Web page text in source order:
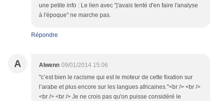
une petite info : Le lien avec "j'avais tenté d'en faire l'analyse
à l'époque" ne marche pas.
Répondre
A Alwenn 09/01/2014 15:06
"c’est bien le racisme qui est le moteur de cette fixation sur
l’arabe et plus encore sur les langues africaines."<br /> <br />
<br /> <br /> Je ne crois pas qu'on puisse considéré le